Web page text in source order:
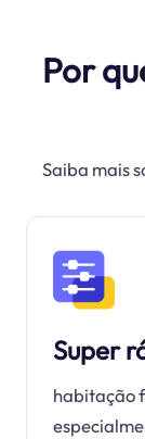
Por
Saiba mais
Super
habitação